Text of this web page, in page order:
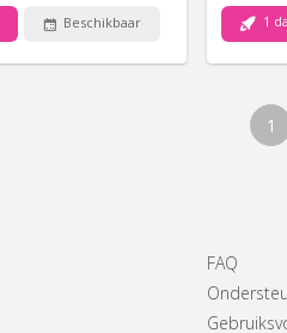
Beschikbaar 1
1
FAQ